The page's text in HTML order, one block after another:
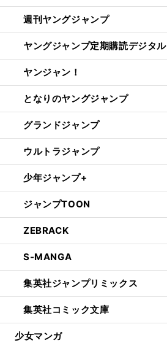
週刊ヤングジャンプ
ヤングジャンプ定期購読デジタル
ヤンジャン！
となりのヤングジャンプ
グランドジャンプ
ウルトラジャンプ
少年ジャンプ+
ジャンプTOON
ZEBRACK
S-MANGA
集英社ジャンプリミックス
集英社コミック文庫
少女マンガ